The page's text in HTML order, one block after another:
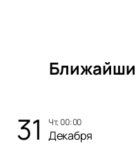
31 чт, 00:00
Декабря